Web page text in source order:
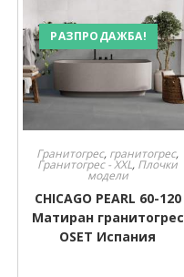
РАЗПРОДАЖБА!
Гранитогрес, гранитогрес,
Гранитогрес - XXL, Плочки
модели
CHICAGO PEARL 60-120
Матиран гранитогрес
OSET Испания